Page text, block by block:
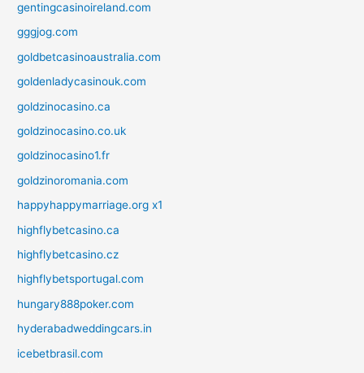
gentingcasinoireland.com
gggjog.com
goldbetcasinoaustralia.com
goldenladycasinouk.com
goldzinocasino.ca
goldzinocasino.co.uk
goldzinocasino1.fr
goldzinoromania.com
happyhappymarriage.org x1
highflybetcasino.ca
highflybetcasino.cz
highflybetsportugal.com
hungary888poker.com
hyderabadweddingcars.in
icebetbrasil.com